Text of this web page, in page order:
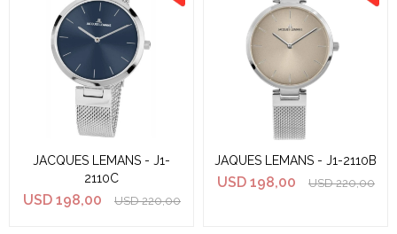
JACQUES LEMANS - J1-
2110C
USD 198,00 USD 220,00
JAQUES LEMANS - J1-2110B
USD 198,00 USD 220,00